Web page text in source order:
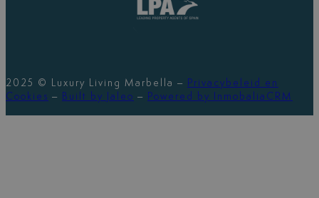
2025 © Luxury Living Marbella –
Privacybeleid en
Cookies – Built by Jaleo – Powered by InmobaliaCRM